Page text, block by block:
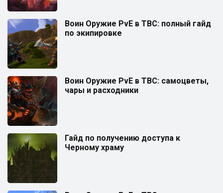
Воин Оружие PvE в TBC: полный гайд
по экипировке
Воин Оружие PvE в TBC: самоцветы,
чары и расходники
Гайд по получению доступа к
Черному храму